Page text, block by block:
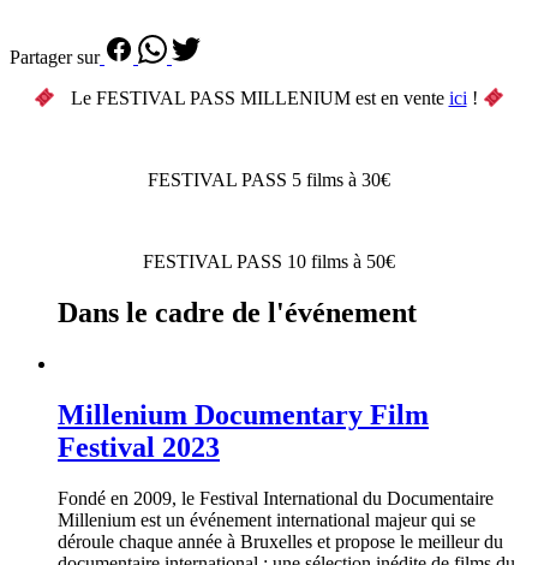
Partager sur
Le FESTIVAL PASS MILLENIUM est en vente ici !
FESTIVAL PASS 5 films à 30€
FESTIVAL PASS 10 films à 50€
Dans le cadre de l'événement
Millenium Documentary Film
Festival 2023
Fondé en 2009, le Festival International du Documentaire
Millenium est un événement international majeur qui se
déroule chaque année à Bruxelles et propose le meilleur du